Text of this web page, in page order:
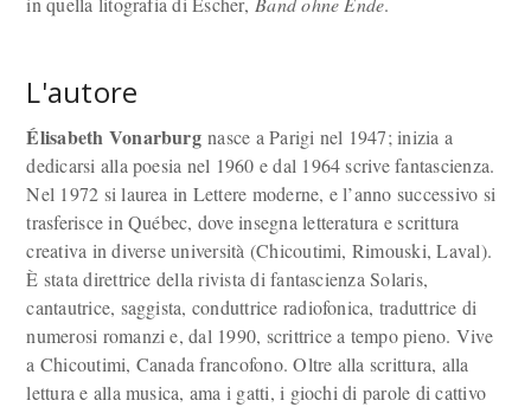
L'autore
Élisabeth Vonarburgnasce a Parigi nel 1947; inizia a
dedicarsi alla poesia nel 1960 e dal 1964 scrive fantascienza.
Nel 1972 si laurea in Lettere moderne, e l’anno successivo si
trasferisce in Québec, dove insegna letteratura e scrittura
creativa in diverse università (Chicoutimi, Rimouski, Laval).
È stata direttrice della rivista di fantascienza Solaris,
cantautrice, saggista, conduttrice radiofonica, traduttrice di
numerosi romanzi e, dal 1990, scrittrice a tempo pieno. Vive
a Chicoutimi, Canada francofono. Oltre alla scrittura, alla
lettura e alla musica, ama i gatti, i giochi di parole di cattivo